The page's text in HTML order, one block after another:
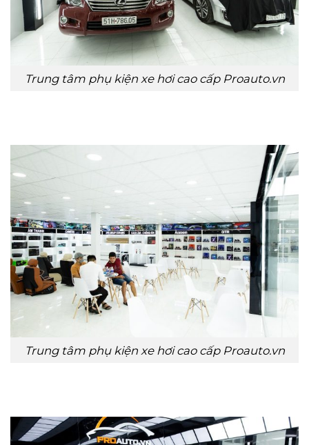
Trung tâm phụ kiện xe hơi cao cấp Proauto.vn
Trung tâm phụ kiện xe hơi cao cấp Proauto.vn